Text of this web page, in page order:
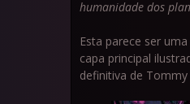
humanidade dos
Esta parece ser
capa principal
definitiva de Tommy